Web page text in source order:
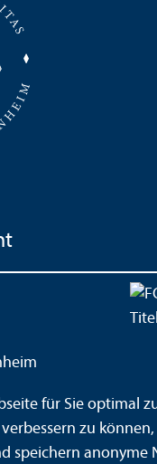
Datenschutz
für Sie optimal
zu
speichern anonyme